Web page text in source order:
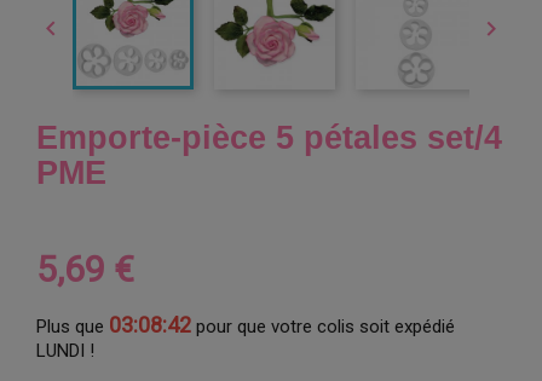
 
Emporte-pièce 5 pétales set/4
PME
5,69 €
Plus que 03:08:42 pour que votre colis soit expédié
LUNDI !